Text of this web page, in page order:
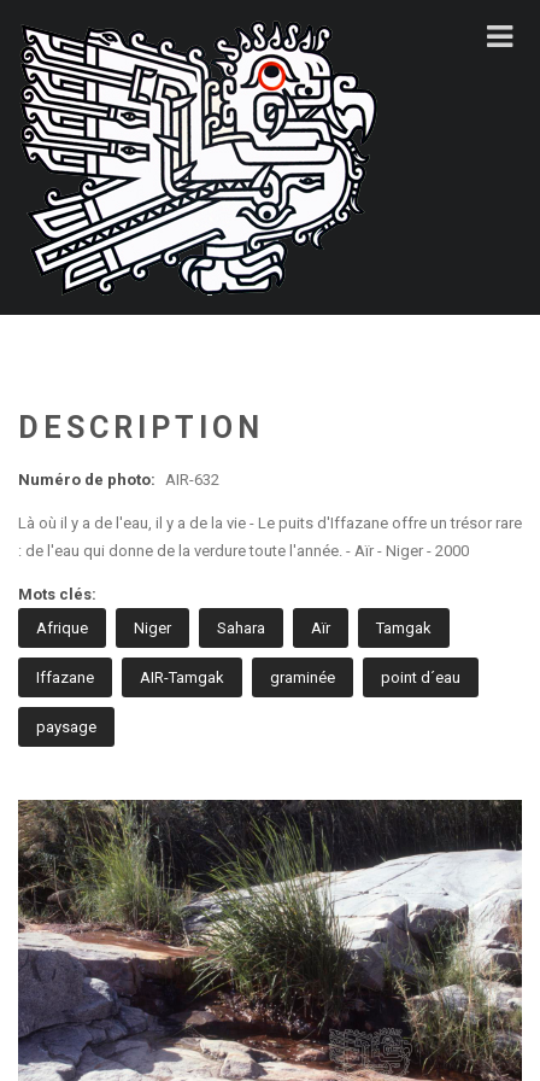
DESCRIPTION
Numéro de photo: AIR-632
Là où il y a de l'eau, il y a de la vie - Le puits d'Iffazane offre un trésor rare
: de l'eau qui donne de la verdure toute l'année. - Aïr - Niger - 2000
Mots clés:
Afrique
Niger Sahara Aïr Tamgak
Iffazane AIR-Tamgak graminée point d´eau
paysage